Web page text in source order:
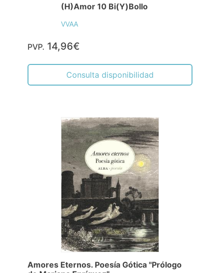
(H)Amor 10 Bi(Y)Bollo
VVAA
PVP. 14,96€
Consulta disponibilidad
Amores Eternos. Poesía Gótica "Prólogo